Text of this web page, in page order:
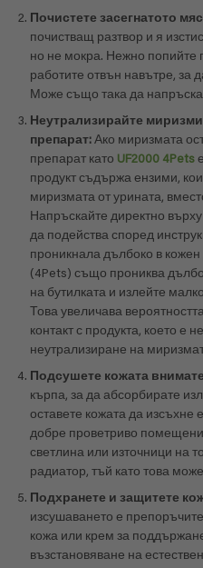
Почистете засегнатото
почистващ разтвор и я
но не мокра. Нежно попийте
работите отвън навътре, за
Може също така да
Неутрализирайте
препарат:Ако миризмата
препарат като UF2000 4Pets
продукт съдържа ензими,
миризмата от урината,
Напръскайте директно
да подейства според
проникнала дълбоко в кожен
(4Pets) също прониква
на бутилката и излейте
Това увеличава
контакт с продукта, което е
неутрализиране на
Подсушете кожата
кърпа, за да абсорбирате
оставете кожата да изсъхне
добре проветриво
светлина или източници на
радиатор, тъй като това
Подхранете и защитете
изсушаването е
кожа или крем за
възстановяване на